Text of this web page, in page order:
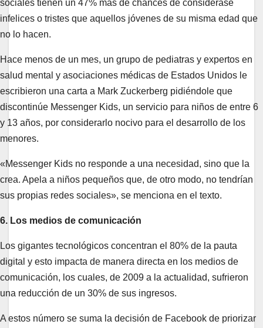
sociales tienen un 47% más de chances de considerase
infelices o tristes que aquellos jóvenes de su misma edad que
no lo hacen.
Hace menos de un mes, un grupo de pediatras y expertos en
salud mental y asociaciones médicas de Estados Unidos le
escribieron una carta a Mark Zuckerberg pidiéndole que
discontinúe Messenger Kids, un servicio para niños de entre 6
y 13 años, por considerarlo nocivo para el desarrollo de los
menores.
«Messenger Kids no responde a una necesidad, sino que la
crea. Apela a niños pequeños que, de otro modo, no tendrían
sus propias redes sociales», se menciona en el texto.
6. Los medios de comunicación
Los gigantes tecnológicos concentran el 80% de la pauta
digital y esto impacta de manera directa en los medios de
comunicación, los cuales, de 2009 a la actualidad, sufrieron
una reducción de un 30% de sus ingresos.
A estos número se suma la decisión de Facebook de priorizar